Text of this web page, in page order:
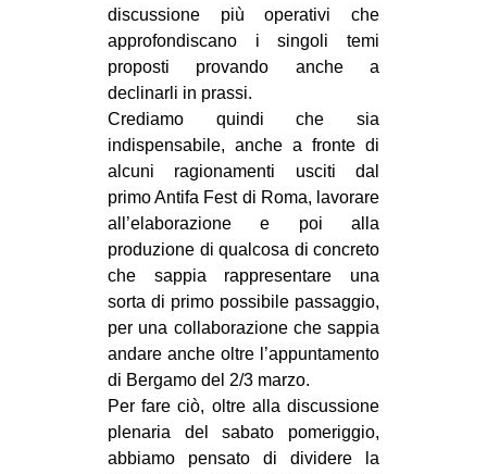
discussione più operativi che
approfondiscano i singoli temi
proposti provando anche a
declinarli in prassi.
Crediamo quindi che sia
indispensabile, anche a fronte di
alcuni ragionamenti usciti dal
primo Antifa Fest di Roma, lavorare
all’elaborazione e poi alla
produzione di qualcosa di concreto
che sappia rappresentare una
sorta di primo possibile passaggio,
per una collaborazione che sappia
andare anche oltre l’appuntamento
di Bergamo del 2/3 marzo.
Per fare ciò, oltre alla discussione
plenaria del sabato pomeriggio,
abbiamo pensato di dividere la